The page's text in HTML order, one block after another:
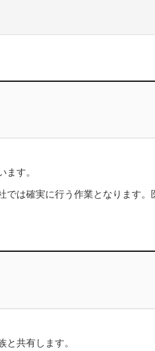
す。
は確実に行う作業となります
共有します。